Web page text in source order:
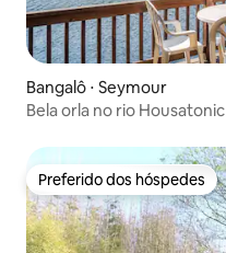
Bangalô ⋅ Seymour
Bela orla no rio Housatonic
Preferido dos hóspedes
Preferido dos hóspedes